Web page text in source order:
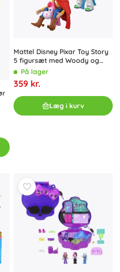
Mattel Disney Pixar Toy Story
5 figursæt med Woody og
Buzz Lightyear Hi-Tech + 2
ponyer
På lager
359 kr.
Læg i kurv